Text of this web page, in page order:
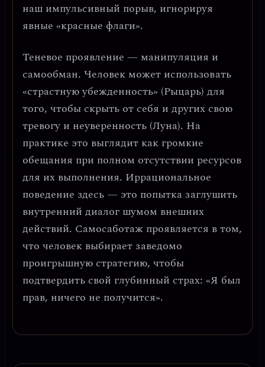
наш импульсивный порыв, игнорируя
явные «красные флаги».
Теневое проявление — манипуляция и
самообман. Человек может использовать
«страстную убежденность» (Рыцарь) для
того, чтобы скрыть от себя и других свою
тревогу и неуверенность (Луна). На
практике это выглядит как громкие
обещания при полном отсутствии ресурсов
для их выполнения. Иррациональное
поведение здесь — это попытка заглушить
внутренний диалог шумом внешних
действий. Самосаботаж проявляется в том,
что человек выбирает заведомо
проигрышную стратегию, чтобы
подтвердить свой глубинный страх: «Я был
прав, ничего не получится».